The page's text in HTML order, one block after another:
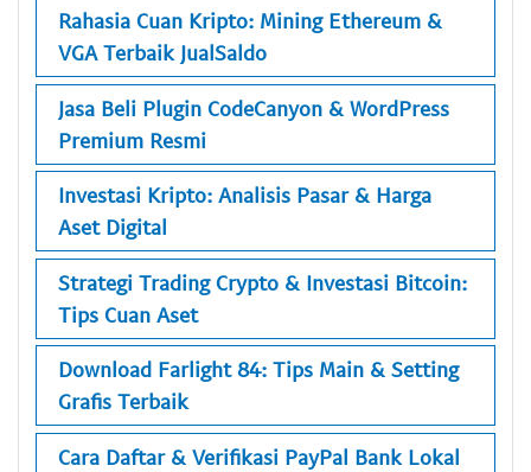
Rahasia Cuan Kripto: Mining Ethereum &
VGA Terbaik JualSaldo
Jasa Beli Plugin CodeCanyon & WordPress
Premium Resmi
Investasi Kripto: Analisis Pasar & Harga
Aset Digital
Strategi Trading Crypto & Investasi Bitcoin:
Tips Cuan Aset
Download Farlight 84: Tips Main & Setting
Grafis Terbaik
Cara Daftar & Verifikasi PayPal Bank Lokal